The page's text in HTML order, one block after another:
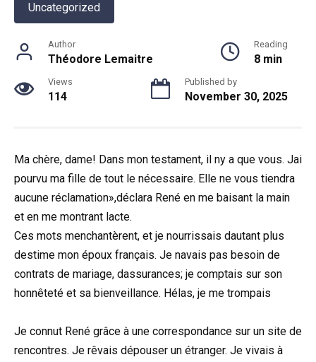
Uncategorized
Author
Théodore Lemaitre
Reading
8 min
Views
114
Published by
November 30, 2025
Ma chère, dame! Dans mon testament, il ny a que vous. Jai
pourvu ma fille de tout le nécessaire. Elle ne vous tiendra
aucune réclamation»,déclara René en me baisant la main
et en me montrant lacte.
Ces mots menchantèrent, et je nourrissais dautant plus
destime mon époux français. Je navais pas besoin de
contrats de mariage, dassurances; je comptais sur son
honnêteté et sa bienveillance. Hélas, je me trompais
Je connut René grâce à une correspondance sur un site de
rencontres. Je rêvais dépouser un étranger. Je vivais à